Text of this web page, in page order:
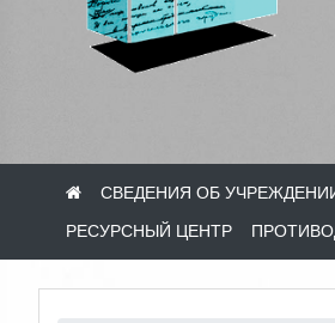
СВЕДЕНИЯ ОБ
РЕСУРСНЫЙ ЦЕНТР